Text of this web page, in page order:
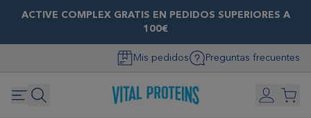
ACTIVE COMPLEX GRATIS EN PEDIDOS SUPERIORES A
100€
Mis pedidos Preguntas frecuentes